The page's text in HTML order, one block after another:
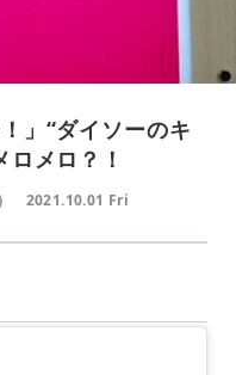
」“ダイソーのキ
メロ？！
2021.10.01 Fri